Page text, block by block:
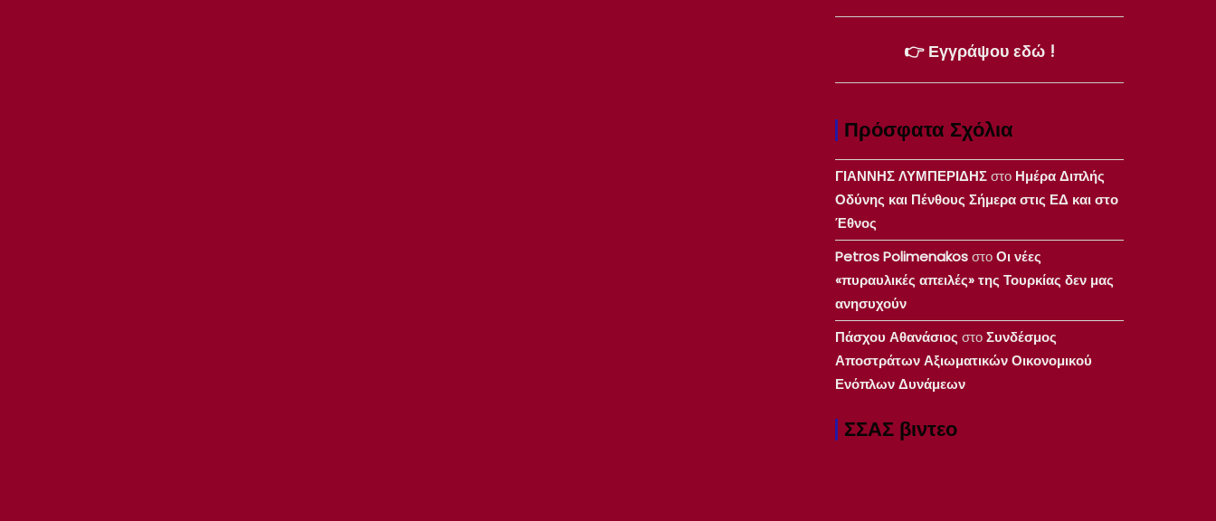
👉 Εγγράψου εδώ !
Πρόσφατα Σχόλια
ΓΙΑΝΝΗΣ ΛΥΜΠΕΡΙΔΗΣστο Ημέρα Διπλής
Οδύνης και Πένθους Σήμερα στις ΕΔ και στο
Έθνος
Petros PolimenakosστοΟι νέες
«πυραυλικές απειλές» της Τουρκίας δεν μας
ανησυχούν
Πάσχου Αθανάσιος στοΣυνδέσμος
Αποστράτων Αξιωματικών Οικονομικού
Ενόπλων Δυνάμεων
ΣΣΑΣ βιντεο